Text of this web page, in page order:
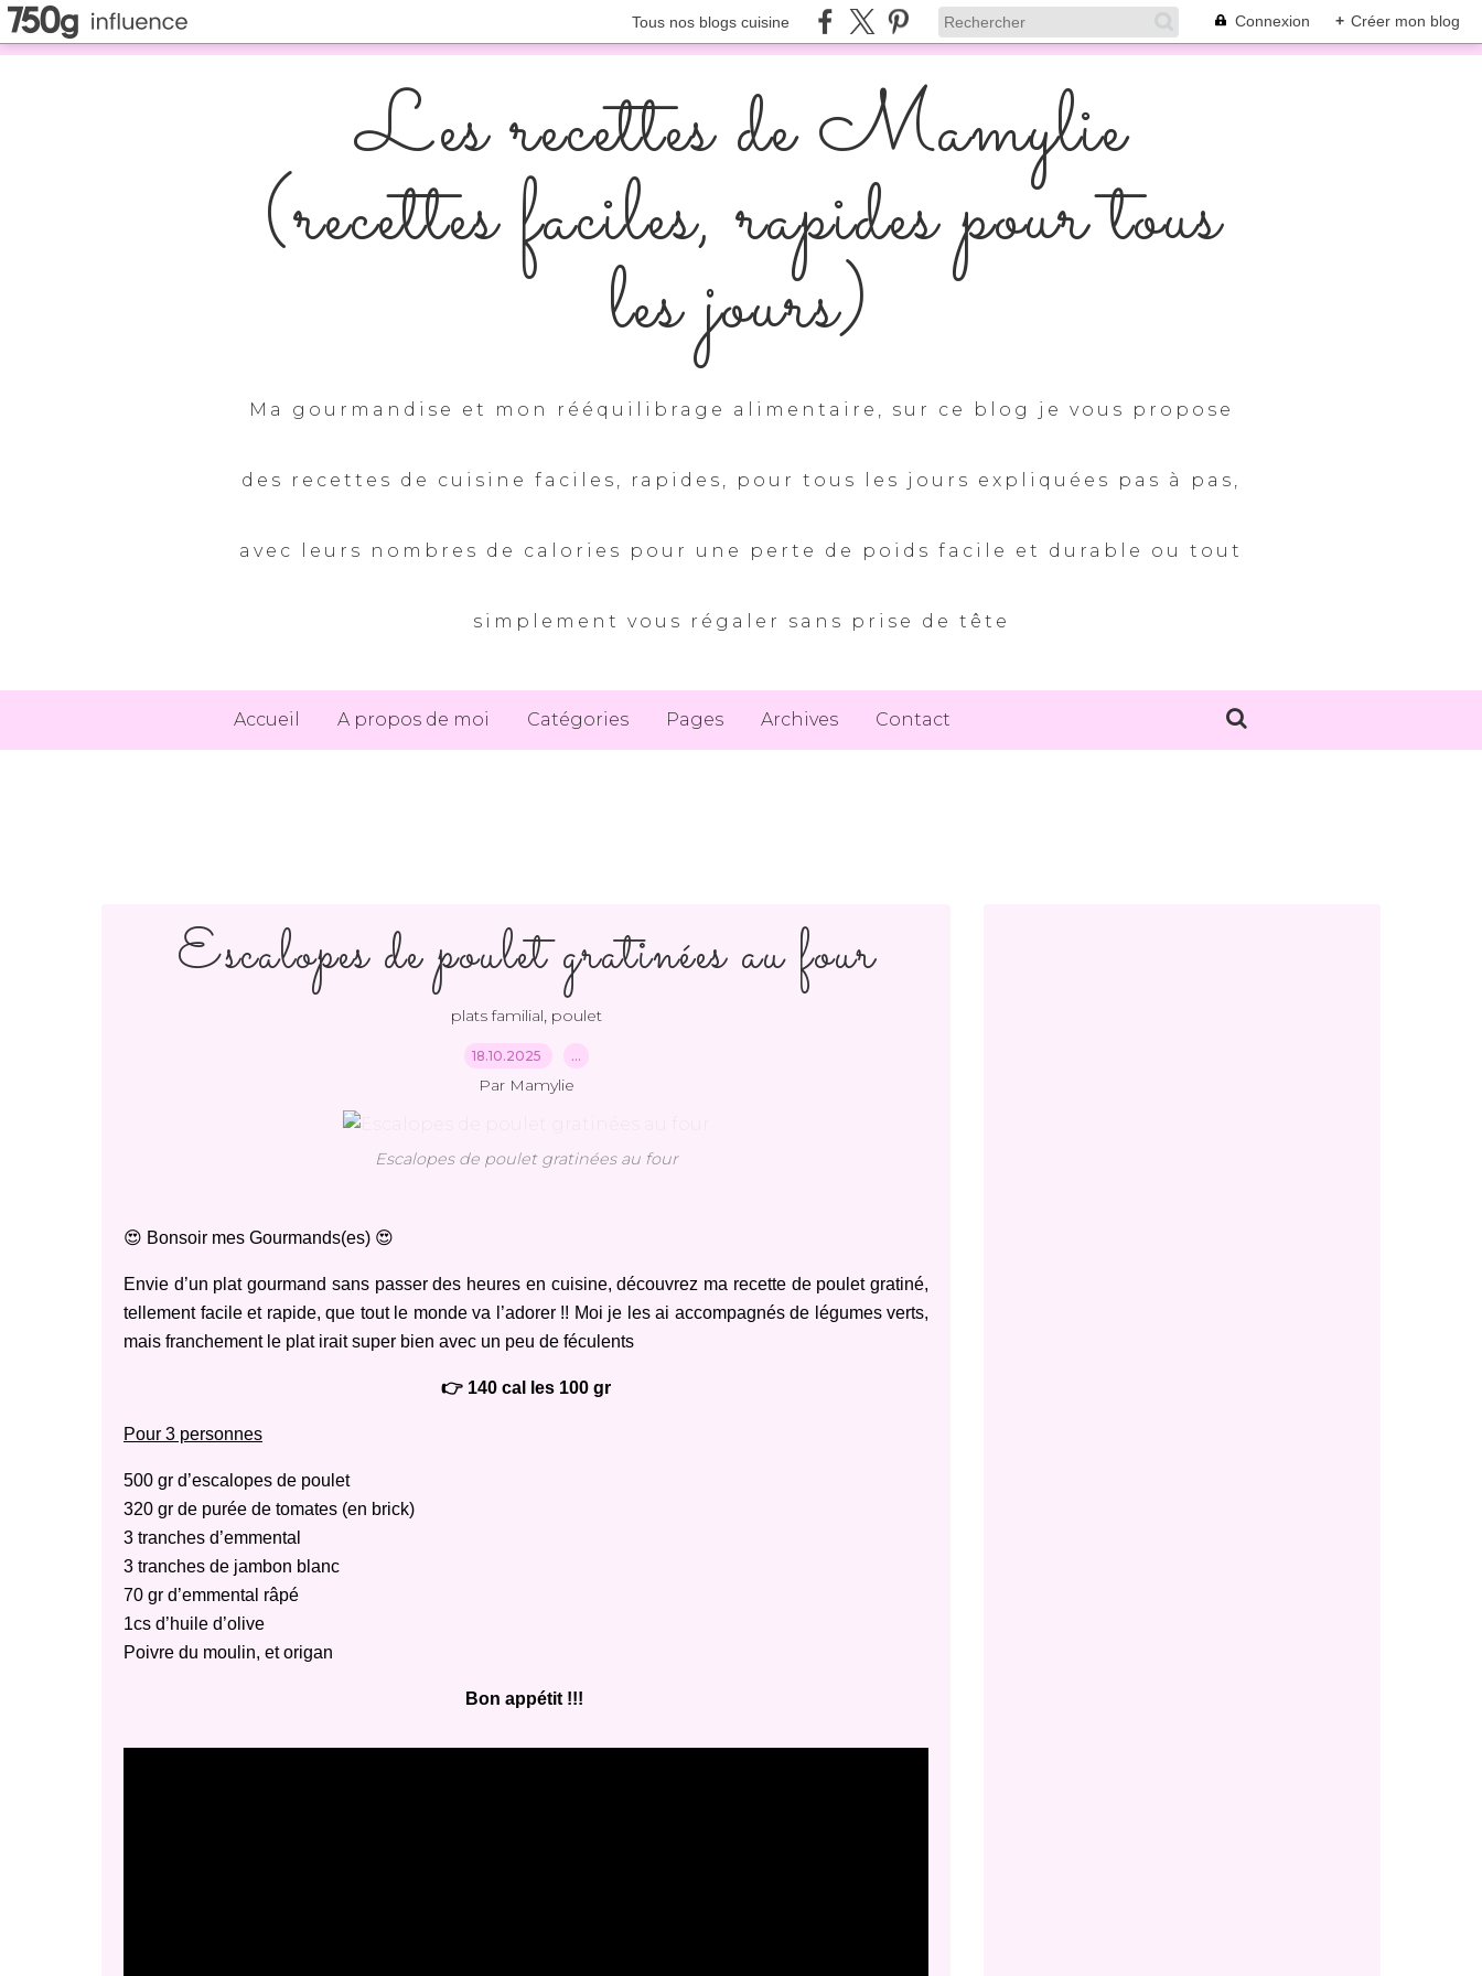
Tous nos blogs cuisine Connexion + Créer mon blog
Les recettes de Mamylie
(recettes faciles, rapides pour tous
les jours)
Ma gourmandise et mon rééquilibrage alimentaire, sur ce blog je vous propose
des recettes de cuisine faciles, rapides, pour tous les jours expliquées pas à pas,
avec leurs nombres de calories pour une perte de poids facile et durable ou tout
simplement vous régaler sans prise de tête
Accueil A propos de moi Catégories Pages Archives Contact
Escalopes de poulet gratinées au four
plats familial, poulet
18.10.2025 …
Par Mamylie
Escalopes de poulet gratinées au four
😍 Bonsoir mes Gourmands(es) 😍
Envie d’un plat gourmand sans passer des heures en cuisine, découvrez ma recette de poulet gratiné,
tellement facile et rapide, que tout le monde va l’adorer !! Moi je les ai accompagnés de légumes verts,
mais franchement le plat irait super bien avec un peu de féculents
👉 140 cal les 100 gr
Pour 3 personnes
500 gr d’escalopes de poulet
320 gr de purée de tomates (en brick)
3 tranches d’emmental
3 tranches de jambon blanc
70 gr d’emmental râpé
1cs d’huile d’olive
Poivre du moulin, et origan
Bon appétit !!!